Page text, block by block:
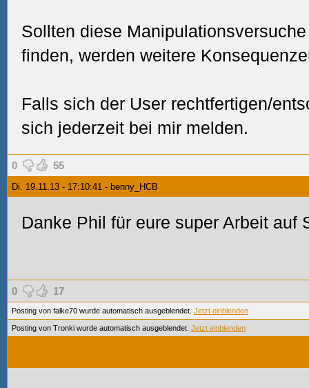
Sollten diese
finden, werden weitere
Falls sich der User rechtfertigen/
sich jederzeit bei mir melden.
0 55
Di. 19.11.13 - 17:10:41 - benny_HCB
Danke Phil für eure super Arbeit auf
0 17
Posting von falke70 wurde automatisch ausgeblendet. Jetzt einblenden
Posting von Tronki wurde automatisch ausgeblendet. Jetzt einblenden